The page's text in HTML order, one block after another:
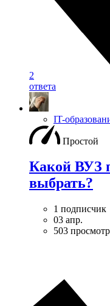
2
ответа
IT-
Простой
Какой ВУЗ
выбрать?
1 подписчик
03 апр.
503